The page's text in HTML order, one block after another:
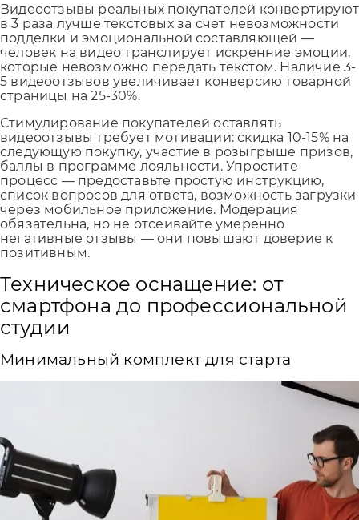
Видеоотзывы реальных покупателей конвертируют
в 3 раза лучше текстовых за счет невозможности
подделки и эмоциональной составляющей —
человек на видео транслирует искренние эмоции,
которые невозможно передать текстом. Наличие 3-
5 видеоотзывов увеличивает конверсию товарной
страницы на 25-30%.
Стимулирование покупателей оставлять
видеоотзывы требует мотивации: скидка 10-15% на
следующую покупку, участие в розыгрыше призов,
баллы в программе лояльности. Упростите
процесс — предоставьте простую инструкцию,
список вопросов для ответа, возможность загрузки
через мобильное приложение. Модерация
обязательна, но не отсеивайте умеренно
негативные отзывы — они повышают доверие к
позитивным.
Техническое оснащение: от
смартфона до профессиональной
студии
Минимальный комплект для старта